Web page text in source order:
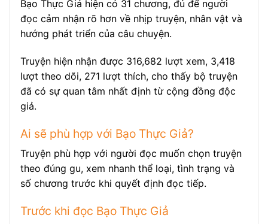
Bạo Thực Giả hiện có 31 chương, đủ để người
đọc cảm nhận rõ hơn về nhịp truyện, nhân vật và
hướng phát triển của câu chuyện.
Truyện hiện nhận được 316,682 lượt xem, 3,418
lượt theo dõi, 271 lượt thích, cho thấy bộ truyện
đã có sự quan tâm nhất định từ cộng đồng độc
giả.
Ai sẽ phù hợp với Bạo Thực Giả?
Truyện phù hợp với người đọc muốn chọn truyện
theo đúng gu, xem nhanh thể loại, tình trạng và
số chương trước khi quyết định đọc tiếp.
Trước khi đọc Bạo Thực Giả